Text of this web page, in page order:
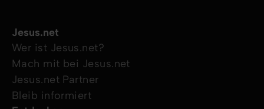
Jesus.net
Wer ist Jesus.net?
Mach mit bei Jesus.net
Jesus.net Partner
Bleib informiert